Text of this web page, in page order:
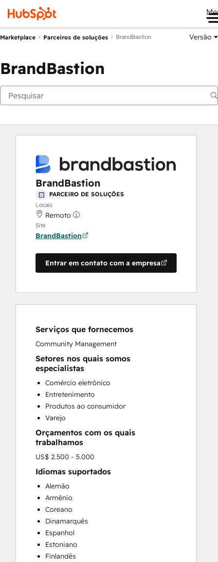
Marketplace Parceiros de soluções BrandBastion Versão
BrandBastion
BrandBastion
PARCEIRO DE SOLUÇÕES
Locais
Remoto
Site
BrandBastion
Entrar em contato com a empresa
Serviços que fornecemos
Community Management
Setores nos quais somos
especialistas
Comércio eletrônico
Entretenimento
Produtos ao consumidor
Varejo
Orçamentos com os quais
trabalhamos
US$ 2.500 - 5.000
Idiomas suportados
Alemão
Armênio
Coreano
Dinamarquês
Espanhol
Estoniano
Finlandês